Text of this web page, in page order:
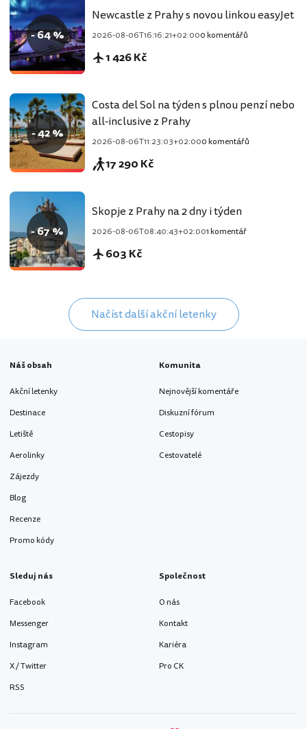
- 64 %
Newcastle z Prahy s novou linkou easyJet
2026-08-06T16:16:21+02:000 komentářů
1 426 Kč
- 42 %
Costa del Sol na týden s plnou penzí nebo
all-inclusive z Prahy
2026-08-06T11:23:03+02:000 komentářů
17 290 Kč
- 67 %
Skopje z Prahy na 2 dny i týden
2026-08-06T08:40:43+02:001 komentář
603 Kč
Načíst další akční letenky
Náš obsah
Akční letenky
Destinace
Letiště
Aerolinky
Zájezdy
Blog
Recenze
Promo kódy
Komunita
Nejnovější komentáře
Diskuzní fórum
Cestopisy
Cestovatelé
Sleduj nás
Facebook
Messenger
Instagram
X / Twitter
RSS
Společnost
O nás
Kontakt
Kariéra
Pro CK